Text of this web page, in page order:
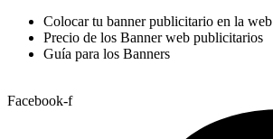
Colocar tu banner publicitario en la web
Precio de los Banner web publicitarios
Guía para los Banners
Facebook-f